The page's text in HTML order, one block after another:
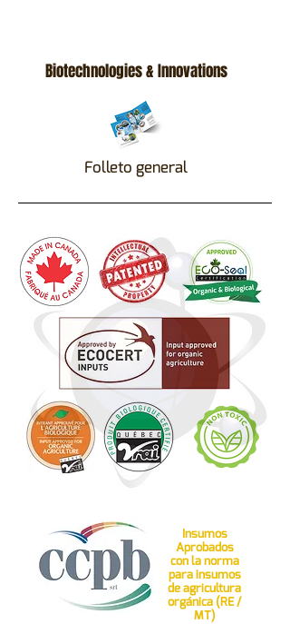
Biotechnologies & Innovations
Folleto general
Insumos
Aprobados
con la norma
para insumos
de agricultura
orgánica (RE /
MT)